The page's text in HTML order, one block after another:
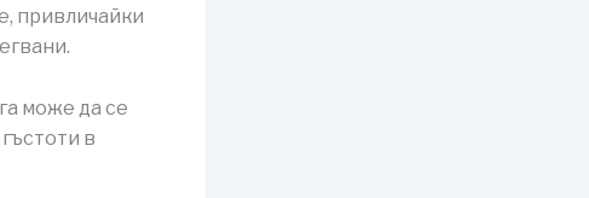
привличайки
може да се
в